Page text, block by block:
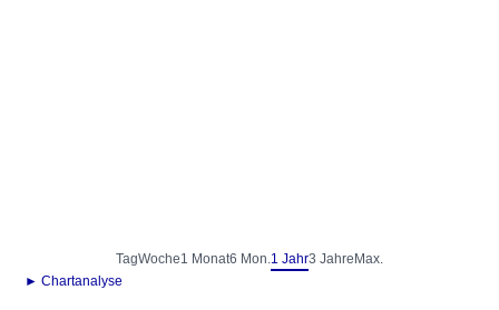
TagWoche1 Monat6 Mon.1 Jahr3 Jahre Max.
► Chartanalyse